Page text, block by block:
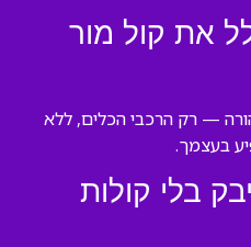
את קול מור
— רק הרכבי הכלים, ללא
בעצמך.
בלי קולות